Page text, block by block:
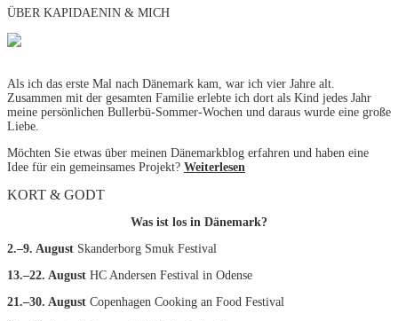
ÜBER KAPIDAENIN & MICH
Als ich das erste Mal nach Dänemark kam, war ich vier Jahre alt.
Zusammen mit der gesamten Familie erlebte ich dort als Kind jedes Jahr
meine persönlichen Bullerbü-Sommer-Wochen und daraus wurde eine große
Liebe.
Möchten Sie etwas über meinen Dänemarkblog erfahren und haben eine
Idee für ein gemeinsames Projekt? Weiterlesen
KORT & GODT
Was ist los in Dänemark?
2.–9. August Skanderborg Smuk Festival
13.–22. August HC Andersen Festival in Odense
21.–30. August Copenhagen Cooking an Food Festival